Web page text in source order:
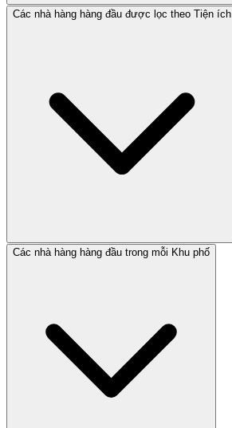
Các nhà hàng hàng đầu được lọc theo Tiện ích
Các nhà hàng hàng đầu trong mỗi Khu phố